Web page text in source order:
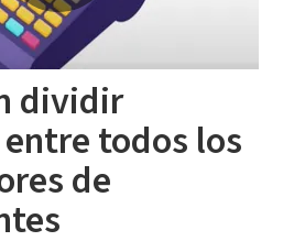
dividir
todos los
de